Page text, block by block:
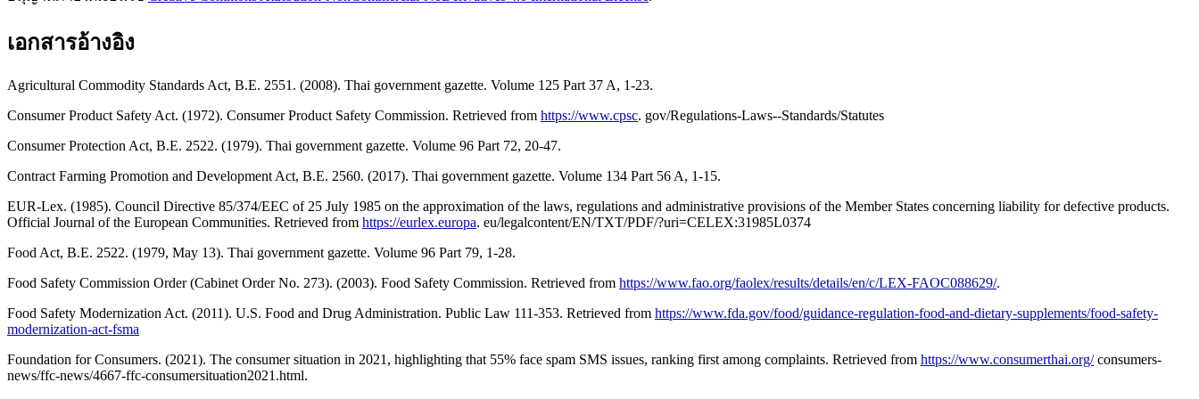
เอกสารอ้างอิง
Agricultural Commodity Standards Act, B.E. 2551. (2008). Thai government gazette. Volume 125 Part 37 A, 1-23.
Consumer Product Safety Act. (1972). Consumer Product Safety Commission. Retrieved from https://www.cpsc. gov/Regulations-Laws--Standards/Statutes
Consumer Protection Act, B.E. 2522. (1979). Thai government gazette. Volume 96 Part 72, 20-47.
Contract Farming Promotion and Development Act, B.E. 2560. (2017). Thai government gazette. Volume 134 Part 56 A, 1-15.
EUR-Lex. (1985). Council Directive 85/374/EEC of 25 July 1985 on the approximation of the laws, regulations and administrative provisions of the Member States concerning liability for defective products.
Official Journal of the European Communities. Retrieved from https://eurlex.europa. eu/legalcontent/EN/TXT/PDF/?uri=CELEX:31985L0374
Food Act, B.E. 2522. (1979, May 13). Thai government gazette. Volume 96 Part 79, 1-28.
Food Safety Commission Order (Cabinet Order No. 273). (2003). Food Safety Commission. Retrieved from https://www.fao.org/faolex/results/details/en/c/LEX-FAOC088629/.
Food Safety Modernization Act. (2011). U.S. Food and Drug Administration. Public Law 111-353. Retrieved from https://www.fda.gov/food/guidance-regulation-food-and-dietary-supplements/food-safety-
modernization-act-fsma
Foundation for Consumers. (2021). The consumer situation in 2021, highlighting that 55% face spam SMS issues, ranking first among complaints. Retrieved from https://www.consumerthai.org/consumers-
news/ffc-news/4667-ffc-consumersituation2021.html.